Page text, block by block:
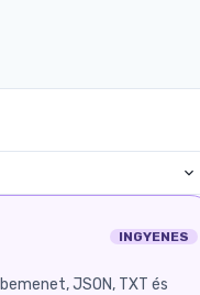
INGYENES
JSON, TXT és